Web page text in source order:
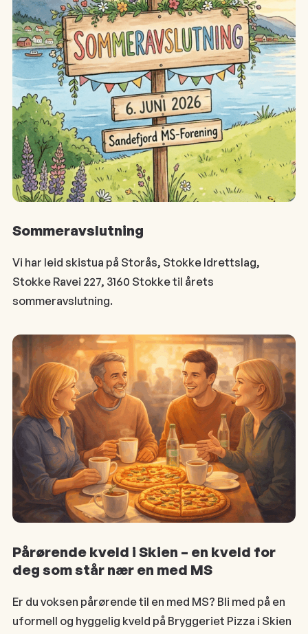
Sommeravslutning
Vi har leid skistua på Storås, Stokke Idrettslag,
Stokke Ravei 227, 3160 Stokke til årets
sommeravslutning.
Pårørende kveld i Skien – en kveld for
deg som står nær en med MS
Er du voksen pårørende til en med MS? Bli med på en
uformell og hyggelig kveld på Bryggeriet Pizza i Skien